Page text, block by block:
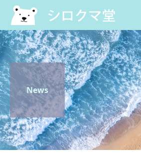
News